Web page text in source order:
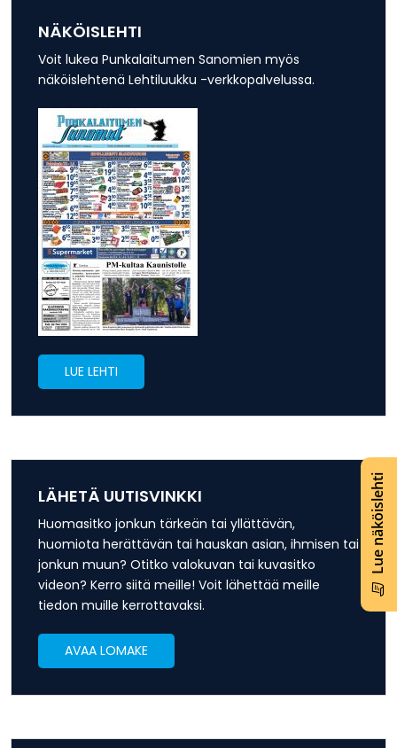
Lue näköislehti
NÄKÖISLEHTI
Voit lukea Punkalaitumen Sanomien myös
näköislehtenä Lehtiluukku -verkkopalvelussa.
LUE LEHTI
LÄHETÄ UUTISVINKKI
Huomasitko jonkun tärkeän tai yllättävän,
huomiota herättävän tai hauskan asian, ihmisen tai
jonkun muun? Otitko valokuvan tai kuvasitko
videon? Kerro siitä meille! Voit lähettää meille
tiedon muille kerrottavaksi.
AVAA LOMAKE